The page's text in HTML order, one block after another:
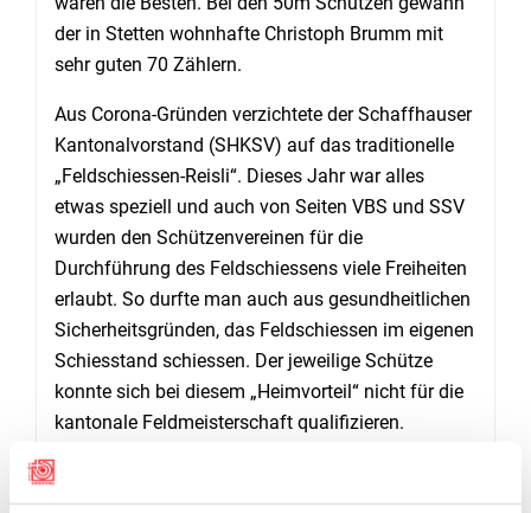
der in Stetten wohnhafte Christoph Brumm mit
sehr guten 70 Zählern.
Aus Corona-Gründen verzichtete der Schaffhauser
Kantonalvorstand (SHKSV) auf das traditionelle
„Feldschiessen-Reisli“. Dieses Jahr war alles
etwas speziell und auch von Seiten VBS und SSV
wurden den Schützenvereinen für die
Durchführung des Feldschiessens viele Freiheiten
erlaubt. So durfte man auch aus gesundheitlichen
Sicherheitsgründen, das Feldschiessen im eigenen
Schiesstand schiessen. Der jeweilige Schütze
konnte sich bei diesem „Heimvorteil“ nicht für die
kantonale Feldmeisterschaft qualifizieren.
Faktum, mit dem man gerechnet hat.